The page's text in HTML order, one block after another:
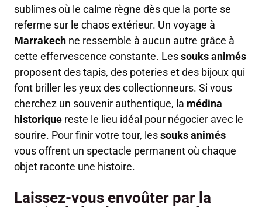
sublimes où le calme règne dès que la porte se
referme sur le chaos extérieur. Un voyage à
Marrakech ne ressemble à aucun autre grâce à
cette effervescence constante. Lessouks animés
proposent des tapis, des poteries et des bijoux qui
font briller les yeux des collectionneurs. Si vous
cherchez un souvenir authentique, la médina
historique reste le lieu idéal pour négocier avec le
sourire. Pour finir votre tour, lessouks animés
vous offrent un spectacle permanent où chaque
objet raconte une histoire.
Laissez-vous envoûter par la